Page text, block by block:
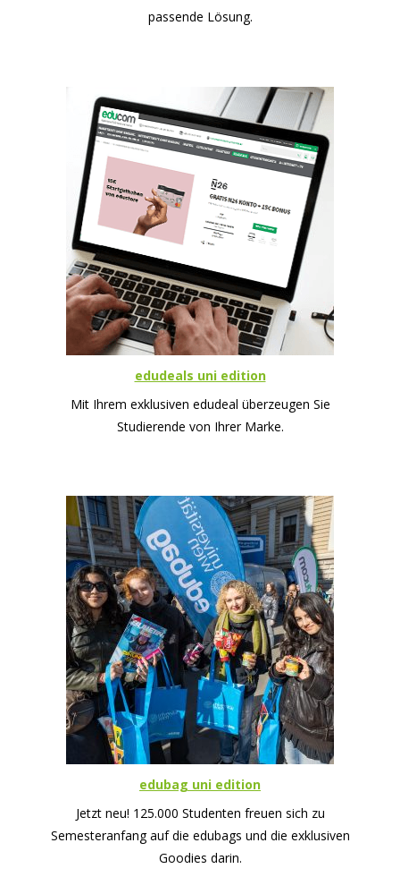
passende Lösung.
edudeals uni edition
Mit Ihrem exklusiven edudeal überzeugen Sie
Studierende von Ihrer Marke.
edubag uni edition
Jetzt neu! 125.000 Studenten freuen sich zu
Semesteranfang auf die edubags und die exklusiven
Goodies darin.